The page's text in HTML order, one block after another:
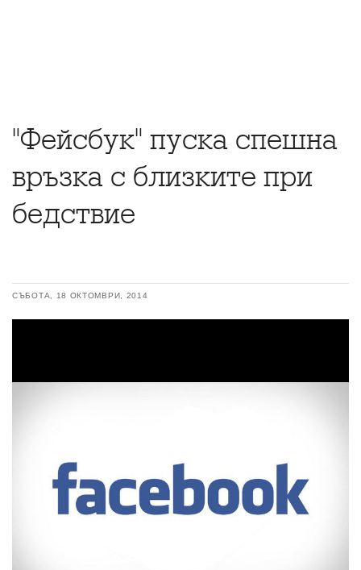
"Фейсбук" пуска спешна
връзка с близките при
бедствие
СЪБОТА, 18 ОКТОМВРИ, 2014